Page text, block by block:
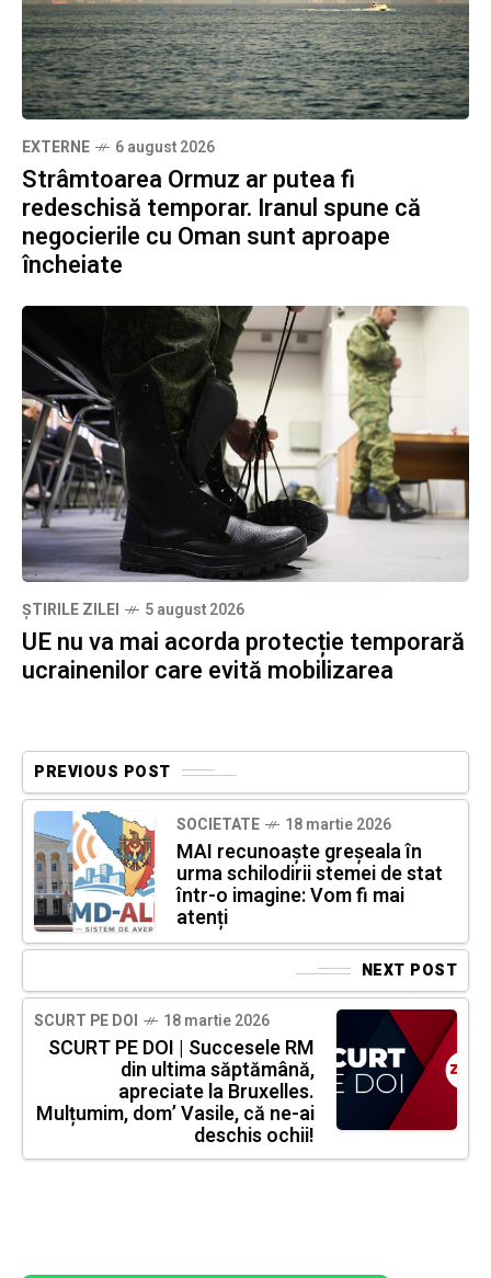
EXTERNE 6 august 2026
Strâmtoarea Ormuz ar putea fi
redeschisă temporar. Iranul spune că
negocierile cu Oman sunt aproape
încheiate
ȘTIRILE ZILEI 5 august 2026
UE nu va mai acorda protecție temporară
ucrainenilor care evită mobilizarea
PREVIOUS POST
SOCIETATE 18 martie 2026
MAI recunoaște greșeala în
urma schilodirii stemei de stat
într-o imagine: Vom fi mai
atenți
NEXT POST
SCURT PE DOI 18 martie 2026
SCURT PE DOI | Succesele RM
din ultima săptămână,
apreciate la Bruxelles.
Mulțumim, dom’ Vasile, că ne-ai
deschis ochii!